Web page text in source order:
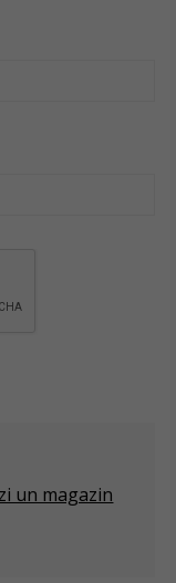
un magazin